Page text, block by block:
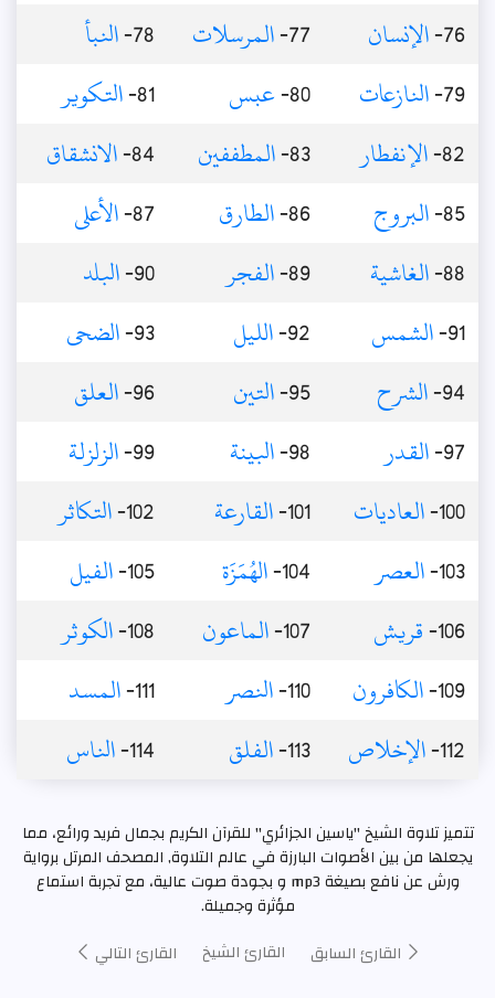
76- الإنسان 77- المرسلات 78- النبأ
79- النازعات 80- عبس 81- التكوير
82- الإنفطار 83- المطففين 84- الانشقاق
85- البروج 86- الطارق 87- الأعلى
88- الغاشية 89- الفجر 90- البلد
91- الشمس 92- الليل 93- الضحى
94- الشرح 95- التين 96- العلق
97- القدر 98- البينة 99- الزلزلة
100- العاديات 101- القارعة 102- التكاثر
103- العصر 104- الهُمَزَة 105- الفيل
106- قريش 107- الماعون 108- الكوثر
109- الكافرون 110- النصر 111- المسد
112- الإخلاص 113- الفلق 114- الناس
تتميز تلاوة الشيخ "ياسين الجزائري" للقرآن الكريم بجمال فريد ورائع، مما
يجعلها من بين الأصوات البارزة في عالم التلاوة, المصحف المرتل برواية
ورش عن نافع بصيغة mp3 و بجودة صوت عالية، مع تجربة استماع
مؤثرة وجميلة.
القارئ السابق
القارئ الشيخ
القارئ التالي